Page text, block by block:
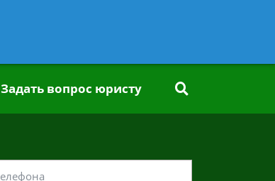
Задать вопрос юристу